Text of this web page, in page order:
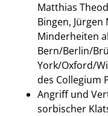
Matthias
Bingen, Jürgen
Minderheiten
Bern/Berlin/
York/Oxford/
des Collegium
Angriff und
sorbischer